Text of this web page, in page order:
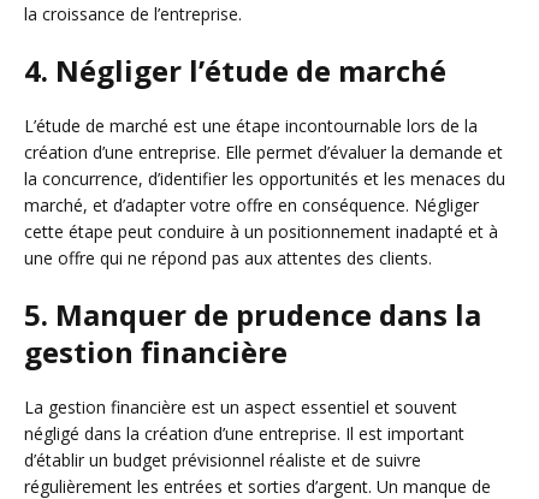
la croissance de l’entreprise.
4. Négliger l’étude de marché
L’étude de marché est une étape incontournable lors de la
création d’une entreprise. Elle permet d’évaluer la demande et
la concurrence, d’identifier les opportunités et les menaces du
marché, et d’adapter votre offre en conséquence. Négliger
cette étape peut conduire à un positionnement inadapté et à
une offre qui ne répond pas aux attentes des clients.
5. Manquer de prudence dans la
gestion financière
La gestion financière est un aspect essentiel et souvent
négligé dans la création d’une entreprise. Il est important
d’établir un budget prévisionnel réaliste et de suivre
régulièrement les entrées et sorties d’argent. Un manque de